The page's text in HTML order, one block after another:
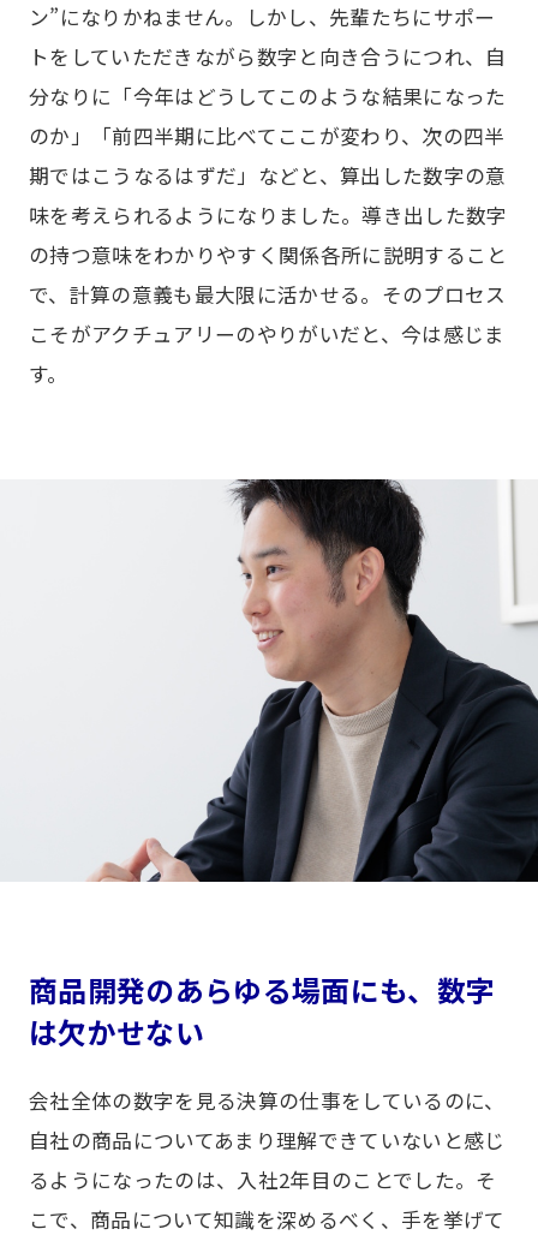
ン”になりかねません。しかし、先輩たちにサポー
トをしていただきながら数字と向き合うにつれ、自
分なりに「今年はどうしてこのような結果になった
のか」「前四半期に比べてここが変わり、次の四半
期ではこうなるはずだ」などと、算出した数字の意
味を考えられるようになりました。導き出した数字
の持つ意味をわかりやすく関係各所に説明すること
で、計算の意義も最大限に活かせる。そのプロセス
こそがアクチュアリーのやりがいだと、今は感じま
す。
商品開発のあらゆる場面にも、数字
は欠かせない
会社全体の数字を見る決算の仕事をしているのに、
自社の商品についてあまり理解できていないと感じ
るようになったのは、入社2年目のことでした。そ
こで、商品について知識を深めるべく、手を挙げて